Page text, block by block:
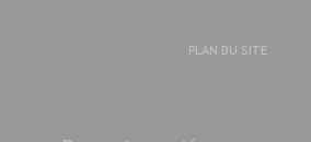
PLAN DU SITE